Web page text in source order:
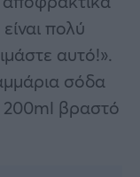
πολύ
αυτό!».
σόδα
200ml βραστό